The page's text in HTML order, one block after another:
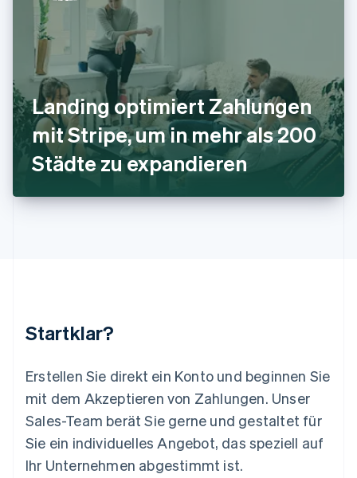
Landing optimiert Zahlungen
mit Stripe, um in mehr als 200
Städte zu expandieren
Startklar?
Erstellen Sie direkt ein Konto und beginnen Sie
mit dem Akzeptieren von Zahlungen. Unser
Sales-Team berät Sie gerne und gestaltet für
Sie ein individuelles Angebot, das speziell auf
Ihr Unternehmen abgestimmt ist.
Italiano
Lettland
English
Liechtenstein
Deutsch English
Litauen
English
Luxemburg
Français DeutschEnglish
Malaysia
Malta
Nederlands English
Norwegen
Österreich
Polen
English
Portugal
Português English
Rumänien